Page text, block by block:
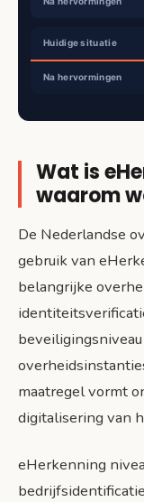
Wat is
waarom
De Nederlandse
gebruik van
belangrijke
maatregel vormt
digitalisering van
eHerkenning